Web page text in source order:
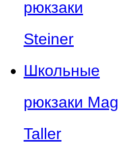
рюкзаки
Steiner
Школьные
рюкзаки Mag
Taller